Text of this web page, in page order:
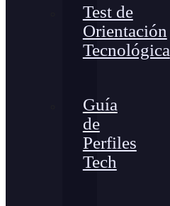
Test de
Orientación
Tecnológica
Guía
de
Perfiles
Tech